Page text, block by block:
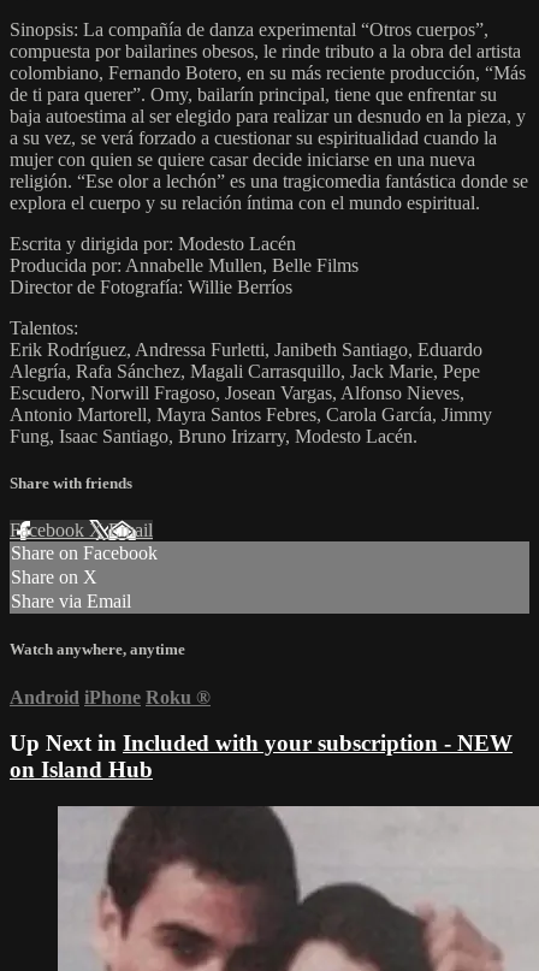
Sinopsis: La compañía de danza experimental “Otros cuerpos”,
compuesta por bailarines obesos, le rinde tributo a la obra del artista
colombiano, Fernando Botero, en su más reciente producción, “Más
de ti para querer”. Omy, bailarín principal, tiene que enfrentar su
baja autoestima al ser elegido para realizar un desnudo en la pieza, y
a su vez, se verá forzado a cuestionar su espiritualidad cuando la
mujer con quien se quiere casar decide iniciarse en una nueva
religión. “Ese olor a lechón” es una tragicomedia fantástica donde se
explora el cuerpo y su relación íntima con el mundo espiritual.
Escrita y dirigida por: Modesto Lacén
Producida por: Annabelle Mullen, Belle Films
Director de Fotografía: Willie Berríos
Talentos:
Erik Rodríguez, Andressa Furletti, Janibeth Santiago, Eduardo
Alegría, Rafa Sánchez, Magali Carrasquillo, Jack Marie, Pepe
Escudero, Norwill Fragoso, Josean Vargas, Alfonso Nieves,
Antonio Martorell, Mayra Santos Febres, Carola García, Jimmy
Fung, Isaac Santiago, Bruno Irizarry, Modesto Lacén.
Share with friends
Facebook XEmail
Share on Facebook
Share on X
Share via Email
Watch anywhere, anytime
Android iPhone Roku ®
Up Next in Included with your subscription - NEW
on Island Hub